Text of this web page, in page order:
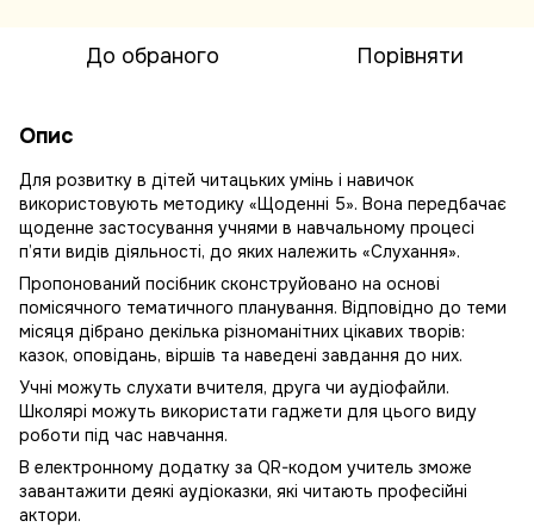
До обраного Порівняти
Опис
Для розвитку в дітей читацьких умінь і навичок
використовують методику «Щоденні 5». Вона передбачає
щоденне застосування учнями в навчальному процесі
п’яти видів діяльності, до яких належить «Слухання».
Пропонований посібник сконструйовано на основі
помісячного тематичного планування. Відповідно до теми
місяця дібрано декілька різноманітних цікавих творів:
казок, оповідань, віршів та наведені завдання до них.
Учні можуть слухати вчителя, друга чи аудіофайли.
Школярі можуть використати гаджети для цього виду
роботи під час навчання.
В електронному додатку за QR-кодом учитель зможе
завантажити деякі аудіоказки, які читають професійні
актори.